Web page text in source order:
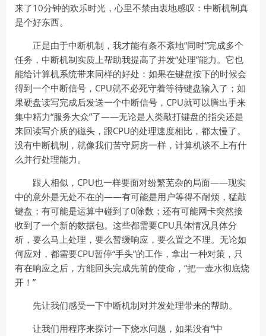
来了10分钟的欢乐时光，心里不禁由衷地感叹：中断机制真
是个好东西。
正是由于中断机制，我才能有条不紊地“同时”完成多个
任务，中断机制实质上帮助我提高了并发“处理”能力。它也
能给计算机系统带来同样的好处：如果在键盘按下的时候会
得到一个中断信号，CPU就不必死守着等待键盘输入了；如
果硬盘读写完成后发送一个中断信号，CPU就可以腾出手来
集中精力“服务大众”了——无论是人类敲打键盘的指尖还是
来回读写介质的磁头，跟CPU的处理速度相比，都太慢了。
没有中断机制，就像我们苦守厨房一样，计算机谈不上有什
么并行处理能力。
跟人相似，CPU也一样要面对纷繁芜杂的局面——现实
中的意外是无处不在的——有可能是用户等得不耐烦，猛敲
键盘；有可能是运算中碰到了0除数；还有可能网卡突然接
收到了一个新的数据包。这些都需要CPU具体情况具体分
析，要么马上处理，要么暂缓响应，要么置之不理。无论如
何应对，都需要CPU暂停“手头”的工作，拿出一种对策，只
有在响应之后，方能回头完成先前的使命，“把一壶水彻底烧
开！”
先让我们感受一下中断机制对并发处理带来的帮助。
让我们用程序来探讨一下烧水问题，如果没有“中